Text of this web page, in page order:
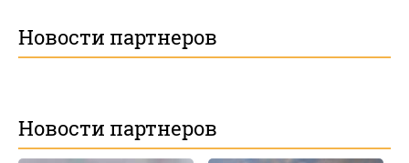
Новости партнеров
Новости партнеров